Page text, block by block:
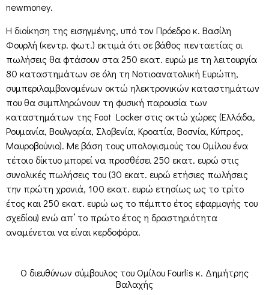
newmoney.
Η διοίκηση της εισηγμένης, υπό τον Πρόεδρο κ. Βασίλη
Φουρλή (κεντρ. φωτ.) εκτιμά ότι σε βάθος πενταετίας οι
πωλήσεις θα φτάσουν στα 250 εκατ. ευρώ με τη λειτουργία
80 καταστημάτων σε όλη τη Νοτιοανατολική Ευρώπη,
συμπεριλαμβανομένων οκτώ ηλεκτρονικών καταστημάτων
που θα συμπληρώνουν τη φυσική παρουσία των
καταστημάτων της Foot Locker στις οκτώ χώρες (Ελλάδα,
Ρουμανία, Βουλγαρία, Σλοβενία, Κροατία, Βοσνία, Κύπρος,
Μαυροβούνιο). Με βάση τους υπολογισμούς του Ομίλου ένα
τέτοιο δίκτυο μπορεί να προσθέσει 250 εκατ. ευρώ στις
συνολικές πωλήσεις του (30 εκατ. ευρώ ετήσιες πωλήσεις
την πρώτη χρονιά, 100 εκατ. ευρώ ετησίως ως το τρίτο
έτος και 250 εκατ. ευρώ ως το πέμπτο έτος εφαρμογής του
σχεδίου) ενώ απ’ το πρώτο έτος η δραστηριότητα
αναμένεται να είναι κερδοφόρα.
Ο διευθύνων σύμβουλος του Ομίλου Fourlis κ. Δημήτρης
Βαλαχής